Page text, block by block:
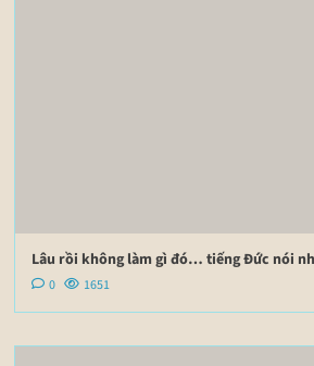
Lâu rồi không làm gì đó… tiếng Đức nói
0 1651